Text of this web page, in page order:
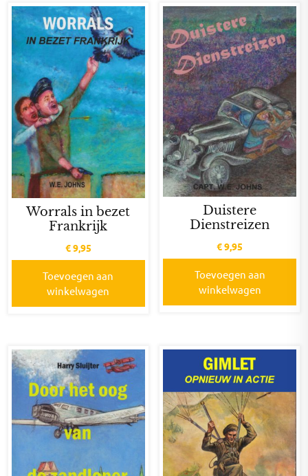
Worrals in bezet
Frankrijk
€9,95
Toevoegen aan
winkelwagen
Duistere
Dienstreizen
€9,95
Toevoegen aan
winkelwagen